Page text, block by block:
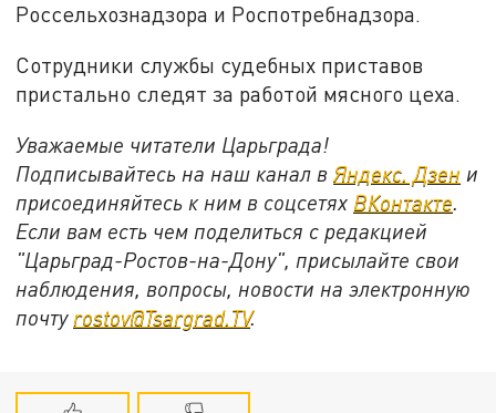
Россельхознадзора и Роспотребнадзора.
Сотрудники службы судебных приставов
пристально следят за работой мясного цеха.
Уважаемые читатели Царьграда!
Подписывайтесь на наш канал вЯндекс. Дзен и
присоединяйтесь к ним в соцсетях ВКонтакте.
Если вам есть чем поделиться с редакцией
"Царьград-Ростов-на-Дону", присылайте свои
наблюдения, вопросы, новости на электронную
почту rostov@Tsargrad.ТV.